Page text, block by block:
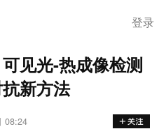
登录
见光-热成像检测
新方法
08:24